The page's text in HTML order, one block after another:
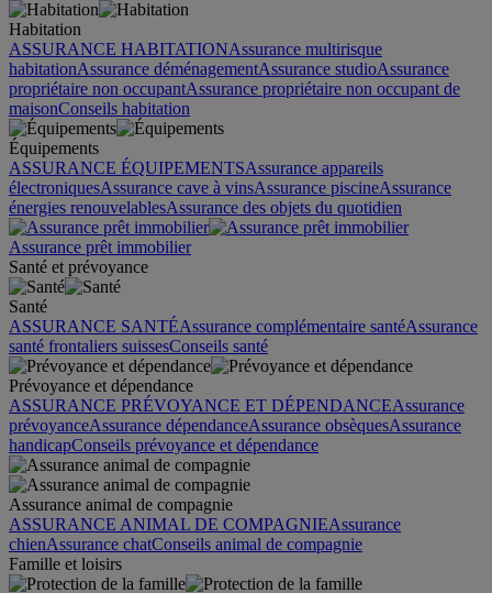
Habitation
ASSURANCE HABITATIONAssurance multirisque
habitationAssurance déménagementAssurance studioAssurance
propriétaire non occupantAssurance propriétaire non occupant de
maisonConseils habitation
Équipements
ASSURANCE ÉQUIPEMENTSAssurance appareils
électroniquesAssurance cave à vinsAssurance piscineAssurance
énergies renouvelablesAssurance des objets du quotidien
Assurance prêt immobilier
Santé et prévoyance
Santé
ASSURANCE SANTÉAssurance complémentaire santéAssurance
santé frontaliers suissesConseils santé
Prévoyance et dépendance
ASSURANCE PRÉVOYANCE ET DÉPENDANCEAssurance
prévoyanceAssurance dépendanceAssurance obsèquesAssurance
handicapConseils prévoyance et dépendance
Assurance animal de compagnie
ASSURANCE ANIMAL DE COMPAGNIEAssurance
chienAssurance chatConseils animal de compagnie
Famille et loisirs